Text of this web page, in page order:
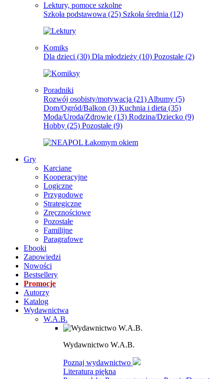
Lektury, pomoce szkolne
Szkoła podstawowa (25) Szkoła średnia (12)
Komiks
Dla dzieci (30) Dla młodzieży (10) Pozostałe (2)
Poradniki
Rozwój osobisty/motywacja (21) Albumy (5)
Dom/Ogród/Balkon (3) Kuchnia i dieta (35)
Moda/Uroda/Zdrowie (13) Rodzina/Dziecko (9)
Hobby (25) Pozostałe (9)
Gry
Karciane
Kooperacyjne
Logiczne
Przygodowe
Strategiczne
Zręcznościowe
Pozostałe
Familijne
Paragrafowe
Ebooki
Zapowiedzi
Nowości
Bestsellery
Promocje
Autorzy
Katalog
Wydawnictwa
W.A.B.
Wydawnictwo W.A.B.
Poznaj wydawnictwo
Literatura piękna